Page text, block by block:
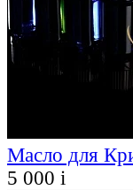
Масло для
5 000 i